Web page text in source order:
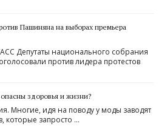
Пашиняна на выборах премьера
Депутаты национального собрания
против лидера протестов
здоровья и жизни?
Многие, идя на поводу у моды заводят
которые запросто …